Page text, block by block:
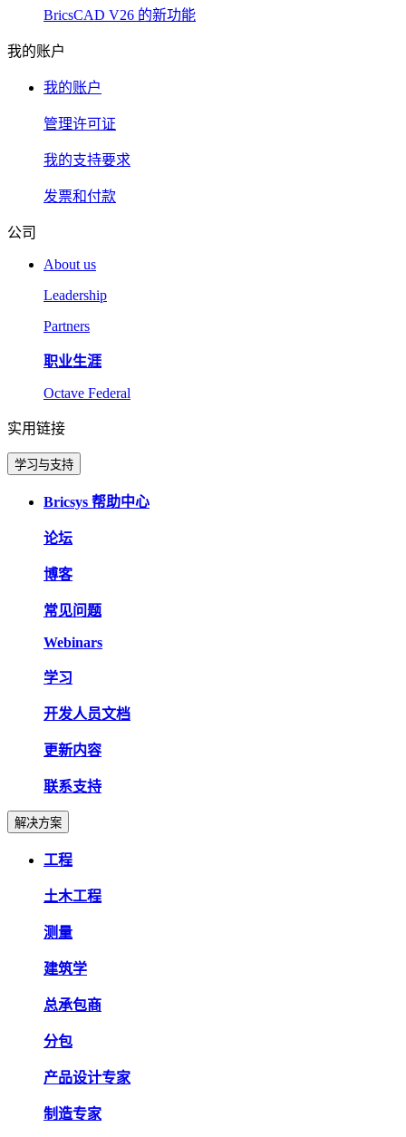
BricsCAD V26 的新功能
我的账户
我的账户
管理许可证
我的支持要求
发票和付款
公司
About us
Leadership
Partners
职业生涯
Octave Federal
实用链接
学习与支持
Bricsys 帮助中心
论坛
博客
常见问题
Webinars
学习
开发人员文档
更新内容
联系支持
解决方案
工程
土木工程
测量
建筑学
总承包商
分包
产品设计专家
制造专家